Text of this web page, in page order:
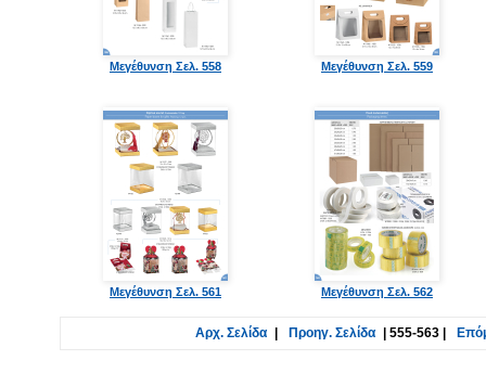
Μεγέθυνση Σελ. 558 Μεγέθυνση Σελ. 559
Μεγέθυνση Σελ. 561 Μεγέθυνση Σελ. 562
Αρχ. Σελίδα Προηγ. Σελίδα 555-563